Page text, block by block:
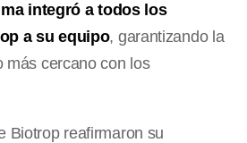
integró a todos los
a su equipo, garantizando la
más cercano con los
Biotrop reafirmaron su